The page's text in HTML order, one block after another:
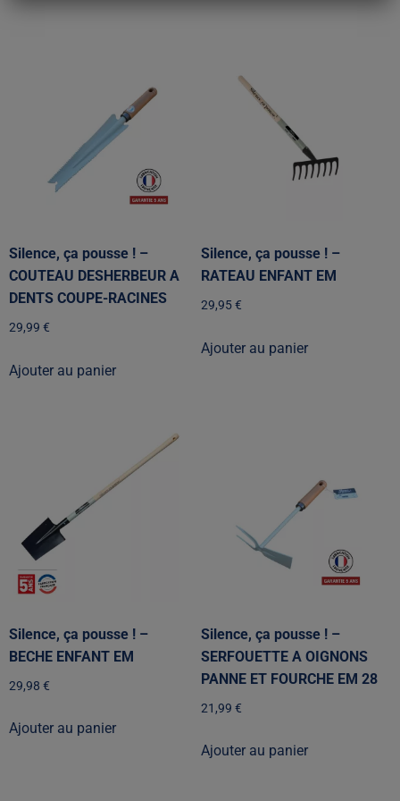
Silence, ça pousse ! –
COUTEAU DESHERBEUR A
DENTS COUPE-RACINES
29,99 €
Ajouter au panier
Silence, ça pousse ! –
RATEAU ENFANT EM
29,95€
Ajouter au panier
Silence, ça pousse ! –
BECHE ENFANT EM
29,98 €
Ajouter au panier
Silence, ça pousse ! –
SERFOUETTE A OIGNONS
PANNE ET FOURCHE EM 28
21,99 €
Ajouter au panier